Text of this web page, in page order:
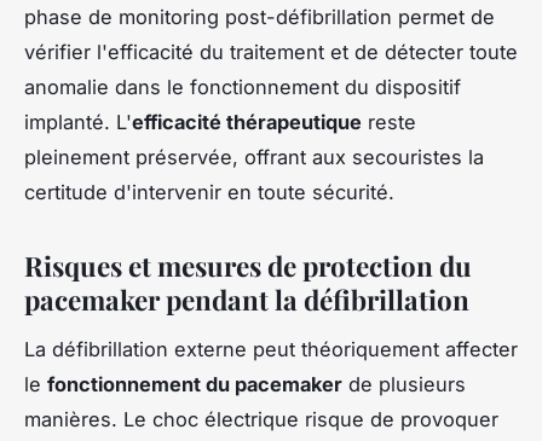
phase de monitoring post-défibrillation permet de
vérifier l'efficacité du traitement et de détecter toute
anomalie dans le fonctionnement du dispositif
implanté. L'efficacité thérapeutique reste
pleinement préservée, offrant aux secouristes la
certitude d'intervenir en toute sécurité.
Risques et mesures de protection du
pacemaker pendant la défibrillation
La défibrillation externe peut théoriquement affecter
le fonctionnement du pacemaker de plusieurs
manières. Le choc électrique risque de provoquer